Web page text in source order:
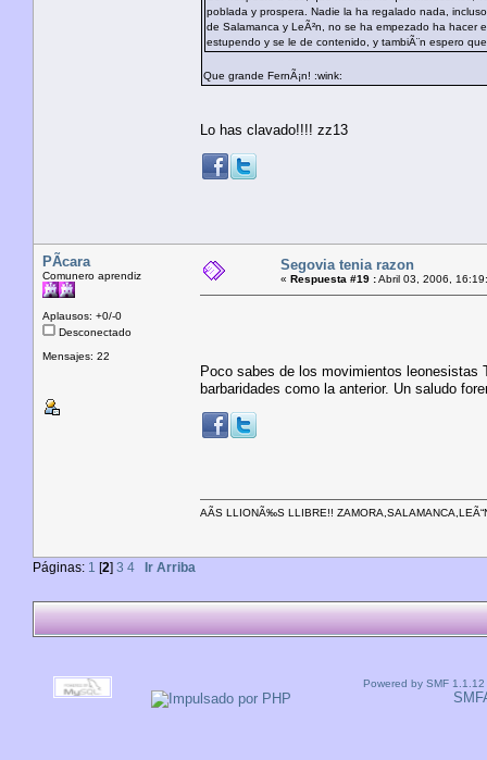
poblada y prospera. Nadie la ha regalado nada,
de Salamanca y LeÃ²n, no se ha empezado ha hacer
estupendo y se le de contenido, y tambiÃ¨n espero
Que grande FernÃ¡n! :wink:
Lo has clavado!!!! zz13
PÃ­cara
Comunero aprendiz
Aplausos: +0/-0
Desconectado
Mensajes: 22
Segovia tenia razon
« Respuesta #19 :Abril 03, 2006,
Poco sabes de los movimientos leonesistas
barbaridades como la anterior. Un saludo
AÃS LLIONÃ‰S LLIBRE!!
Páginas: 1 [2] 3 4 Ir Arriba
Powered by SMF 1.1.12